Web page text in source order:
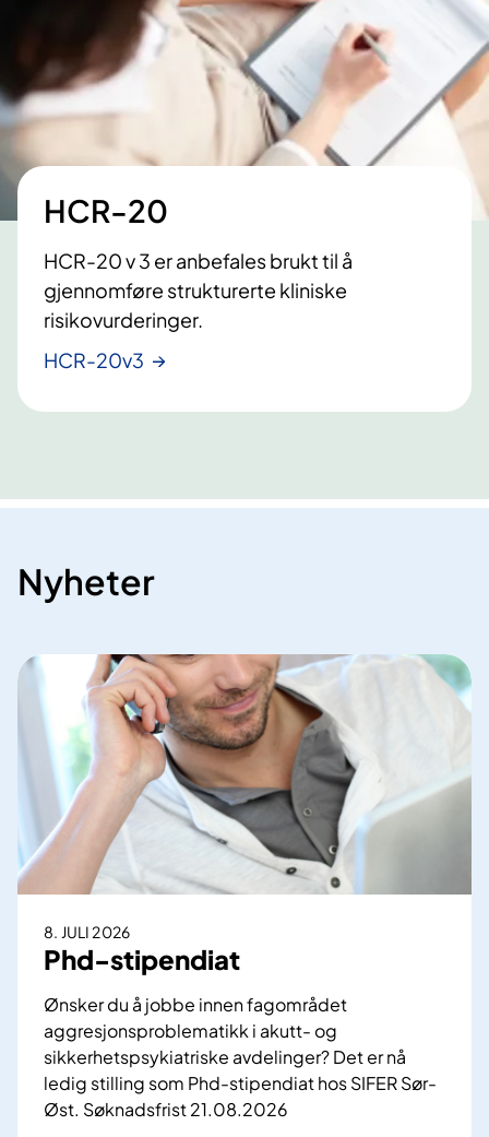
HCR-20
HCR-20 v 3 er anbefales brukt til å
gjennomføre strukturerte kliniske
risikovurderinger.
HCR-20v3
Nyheter
8. JULI 2026
Phd-stipendiat
Ønsker du å jobbe innen fagområdet
aggresjonsproblematikk i akutt- og
sikkerhetspsykiatriske avdelinger? Det er nå
ledig stilling som Phd-stipendiat hos SIFER Sør-
Øst. Søknadsfrist 21.08.2026